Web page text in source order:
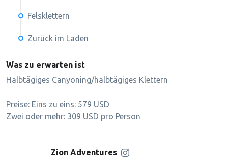
Felsklettern
Zurück im Laden
Was zu erwarten ist
Halbtägiges Canyoning/halbtägiges Klettern
Preise: Eins zu eins: 579 USD
Zwei oder mehr: 309 USD pro Person
Zion Adventures